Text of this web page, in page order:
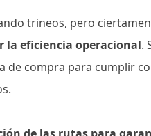
trineos, pero
eficiencia operacional.
de compra para cumplir